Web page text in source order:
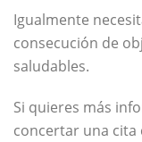
Igualmente
consecución de
saludables.
Si quieres más
concertar una cita